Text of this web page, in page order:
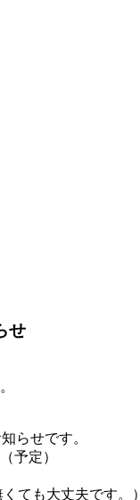
せ
らせです。
予定）
ても大丈夫です。）